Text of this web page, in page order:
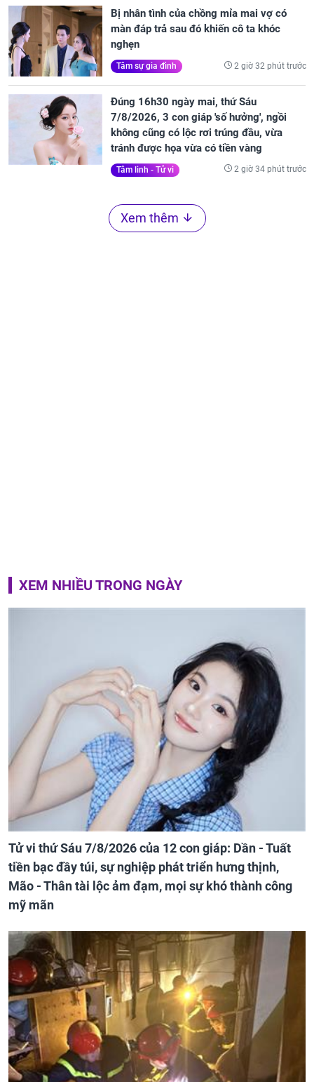
Bị nhân tình của chồng mỉa mai vợ có
màn đáp trả sau đó khiến cô ta khóc
nghẹn
Tâm sự gia đình 2 giờ 32 phút trước
Đúng 16h30 ngày mai, thứ Sáu
7/8/2026, 3 con giáp 'số hưởng', ngồi
không cũng có lộc rơi trúng đầu, vừa
tránh được họa vừa có tiền vàng
Tâm linh - Tử vi 2 giờ 34 phút trước
Xem thêm
XEM NHIỀU TRONG NGÀY
Tử vi thứ Sáu 7/8/2026 của 12 con giáp: Dần - Tuất
tiền bạc đầy túi, sự nghiệp phát triển hưng thịnh,
Mão - Thân tài lộc ảm đạm, mọi sự khó thành công
mỹ mãn